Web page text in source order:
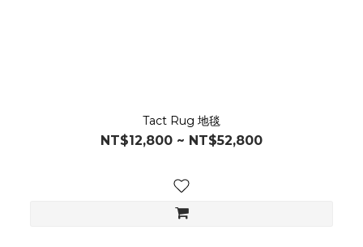
Tact Rug 地毯
NT$12,800 ~ NT$52,800